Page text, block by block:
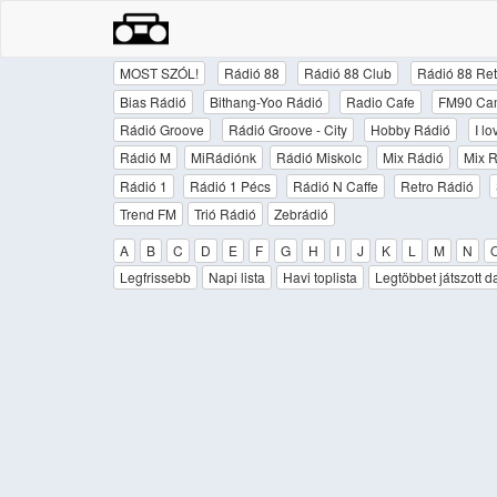
MOST SZÓL! Rádió 88 Rádió 88 Club
Rádió 88
Bias Rádió
Bithang-Yoo Rádió Radio Cafe
FM90
Rádió Groove
Rádió Groove - City Hobby Rádió
I
Rádió M
MiRádiónk Rádió Miskolc Mix Rádió
Mix
Rádió 1
Rádió 1 Pécs Rádió N Caffe Retro Rádió
Trend FM
Trió Rádió
Zebrádió
A
B C D E F G H I J K L M N
Legfrissebb
Napi lista Havi toplista Legtöbbet játszott